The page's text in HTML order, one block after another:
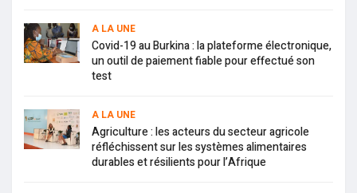
A LA UNE
Covid-19 au Burkina : la plateforme électronique,
un outil de paiement fiable pour effectué son
test
A LA UNE
Agriculture : les acteurs du secteur agricole
réfléchissent sur les systèmes alimentaires
durables et résilients pour l’Afrique